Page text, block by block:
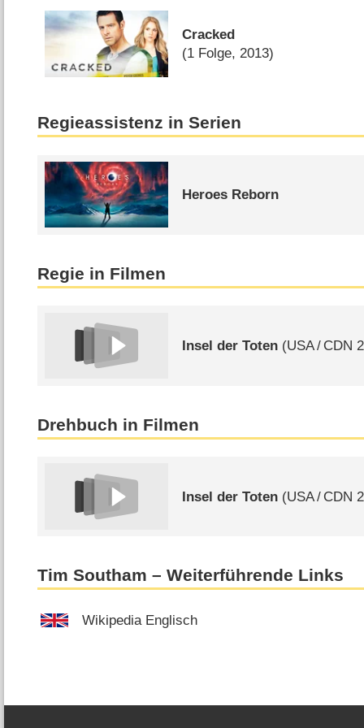
Cracked
(1 Folge, 2013)
Regieassistenz in Serien
Heroes Reborn
Regie in Filmen
Insel der Toten (USA/ CDN
Drehbuch in Filmen
Insel der Toten (USA/ CDN
Tim Southam – Weiterführende Links
Wikipedia Englisch